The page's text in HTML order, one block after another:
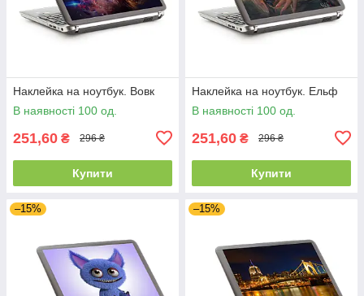
Наклейка на ноутбук. Вовк
В наявності 100 од.
251,60 ₴ 296 ₴
Купити
Наклейка на ноутбук. Ельф
В наявності 100 од.
251,60 ₴ 296 ₴
Купити
–15% –15%